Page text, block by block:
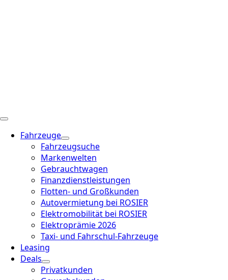
Fahrzeuge
Fahrzeugsuche
Markenwelten
Gebrauchtwagen
Finanzdienstleistungen
Flotten- und Großkunden
Autovermietung bei ROSIER
Elektromobilität bei ROSIER
Elektroprämie 2026
Taxi- und Fahrschul-Fahrzeuge
Leasing
Deals
Privatkunden